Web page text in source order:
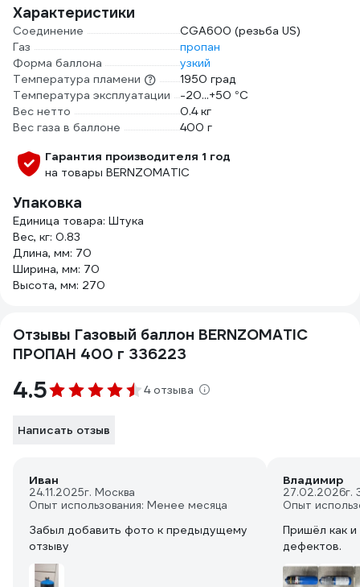
Характеристики
Соединение
CGA600 (резьба US)
Газ
пропан
Форма баллона
узкий
Температура пламени
1950 град
Температура эксплуатации
-20...+50 °С
Вес нетто
0.4 кг
Вес газа в баллоне
400 г
Гарантия производителя 1 год
на товары BERNZOMATIC
Упаковка
Единица товара: Штука
Вес, кг: 0.83
Длина, мм: 70
Ширина, мм: 70
Высота, мм: 270
Отзывы Газовый баллон BERNZOMATIC
ПРОПАН 400 г 336223
4.5 4 отзыва
Написать отзыв
Иван
24.11.2025г. Москва
Опыт использования: Менее месяца
Забыл добавить фото к предыдущему
отзыву
Владимир
27.02.2026г.
Опыт
Пришёл как и
дефектов.